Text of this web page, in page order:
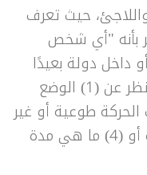
حيث تعرف
بأنه "أي شخص
داخل دولة بعيدًا
عن مكان إقامته المعتاد، بغض النظر عن (1) الوضع
ما إذا كانت الحركة طوعية أو غير
طوعية؛ (3) ما هي أسباب الحركة أو (4) ما هي مدة